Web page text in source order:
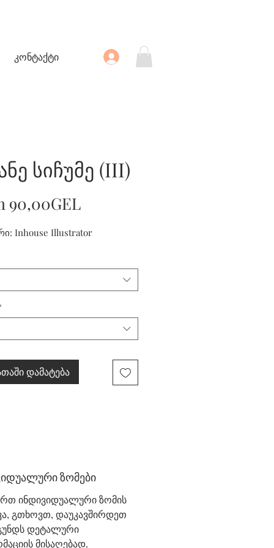
კონტაქტი
სიჩუმე (III)
90,00GELSale
Inhouse Illustrator
დამატება
ზომები
ინდივიდუალური ზომის
გთხოვთ, დაუკავშირდეთ
დეტალური
მისაღებად.